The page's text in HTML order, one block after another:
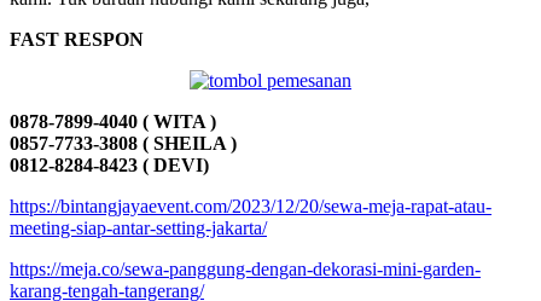
FAST RESPON
0878-7899-4040 ( WITA )
0857-7733-3808 ( SHEILA )
0812-8284-8423 ( DEVI)
https://bintangjayaevent.com/2023/12/20/sewa-meja-rapat-atau-
meeting-siap-antar-setting-jakarta/
https://meja.co/sewa-panggung-dengan-dekorasi-mini-garden-
karang-tengah-tangerang/